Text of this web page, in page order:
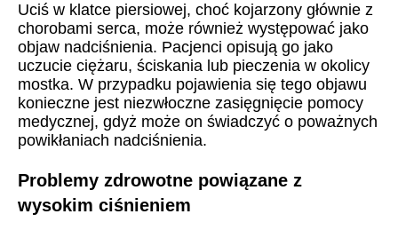
Uciś w klatce piersiowej, choć kojarzony głównie z
chorobami serca, może również występować jako
objaw nadciśnienia. Pacjenci opisują go jako
uczucie ciężaru, ściskania lub pieczenia w okolicy
mostka. W przypadku pojawienia się tego objawu
konieczne jest niezwłoczne zasięgnięcie pomocy
medycznej, gdyż może on świadczyć o poważnych
powikłaniach nadciśnienia.
Problemy zdrowotne powiązane z
wysokim ciśnieniem